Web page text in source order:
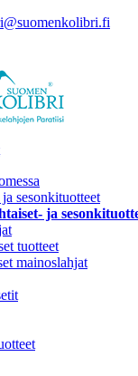
sesonkituotteet
ja
tuotteet
mainoslahjat